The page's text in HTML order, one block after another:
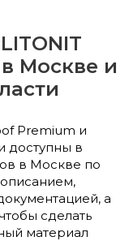
Москве и
Premium и
доступны в
в Москве по
а
сделать
материал